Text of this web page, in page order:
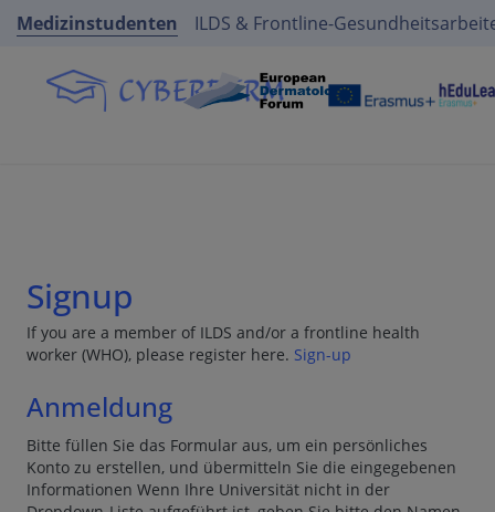
Medizinstudenten ILDS & Frontline-
Signup
If you are a member of ILDS and/or a frontline health
worker (WHO), please register here. Sign-up
Anmeldung
Bitte füllen Sie das Formular aus, um ein persönliches
Konto zu erstellen, und übermitteln Sie die eingegebenen
Informationen Wenn Ihre Universität nicht in der